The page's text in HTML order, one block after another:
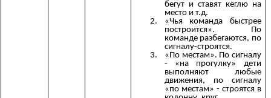
бегут и ставят кеглю на
место и т.д.
«Чья команда быстрее
построится». По
команде разбегаются, по
сигналу-строятся.
«По местам». По сигналу
- «на прогулку» дети
выполняют любые
движения, по сигналу
«по местам» - строятся в